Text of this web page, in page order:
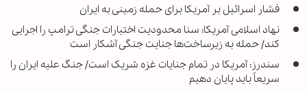
فشار اسرائیل بر آمریکا برای حمله زمینی به ایران
نهاد اسلامی آمریکا: سنا محدودیت اختیارات جنگی ترامپ را اجرایی
کند/ حمله به زیرساخت‌ها جنایت جنگی آشکار است
سندرز: آمریکا در تمام جنایات غزه شریک است/ جنگ علیه ایران را
سریعاً باید پایان دهیم